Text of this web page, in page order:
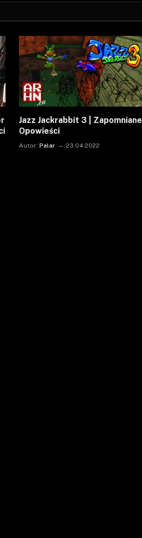
Jazz Jackrabbit 3 | Zapomniane
Opowieści
Autor: Palar 23.04.2022